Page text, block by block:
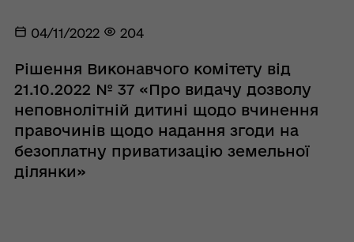
04/11/2022 204
Рішення Виконавчого комітету від
21.10.2022 № 37 «Про видачу дозволу
неповнолітній дитині щодо вчинення
правочинів щодо надання згоди на
безоплатну приватизацію земельної
ділянки»